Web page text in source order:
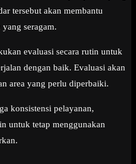
tersebut akan membantu
seragam.
evaluasi secara rutin untuk
dengan baik. Evaluasi akan
area yang perlu diperbaiki.
konsistensi pelayanan,
untuk tetap menggunakan